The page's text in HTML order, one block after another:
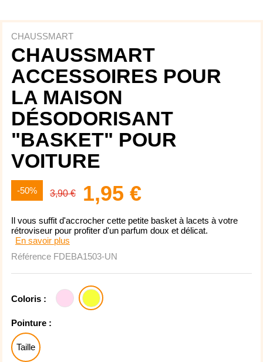
CHAUSSMART
CHAUSSMART
ACCESSOIRES POUR
LA MAISON
DÉSODORISANT
"BASKET" POUR
VOITURE
-50% 3,90 € 1,95 €
Il vous suffit d'accrocher cette petite basket à lacets à votre
rétroviseur pour profiter d'un parfum doux et délicat.
En savoir plus
Référence FDEBA1503-UN
Coloris :
Pointure :
Taille